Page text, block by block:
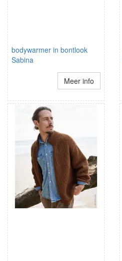
bodywarmer in bontlook
Sabina
Meer info